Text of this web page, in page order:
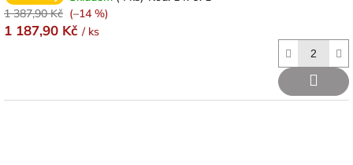
1 387,90 Kč (–14 %)
1 187,90 Kč / ks